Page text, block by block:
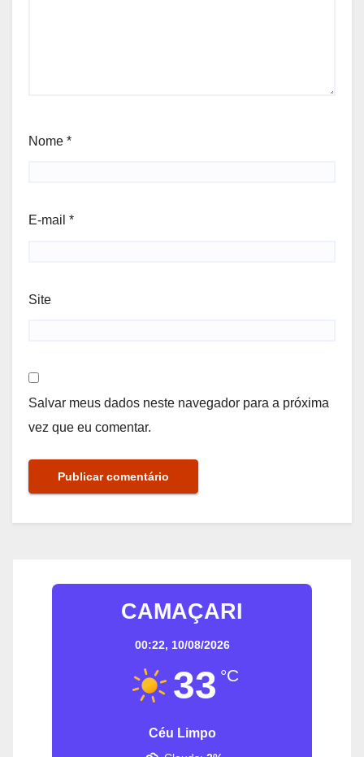
Nome *
E-mail *
Site
Salvar meus dados neste navegador para a próxima
vez que eu comentar.
CAMAÇARI
00:22, 10/08/2026
33 °C
Céu Limpo